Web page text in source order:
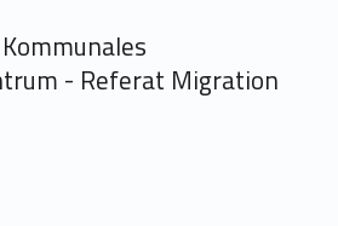
- Referat Migration